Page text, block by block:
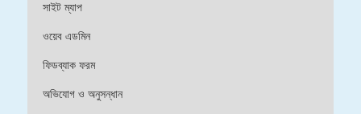
সাইট ম্যাপ
ওয়েব এডমিন
ফিডব্যাক ফরম
অভিযোগ ও অনুসন্ধান